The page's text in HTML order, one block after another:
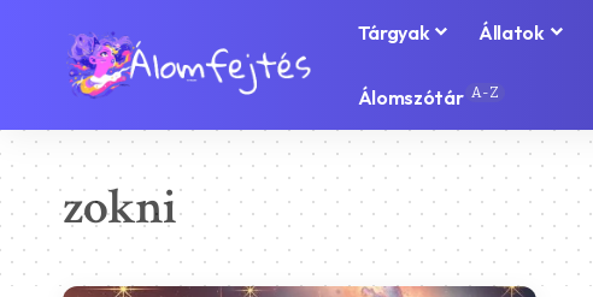
Tárgyak Állatok
Álomszótár A-Z
zokni